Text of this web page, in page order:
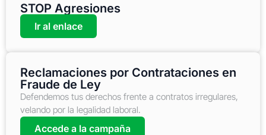
STOP Agresiones
Ir al enlace
Reclamaciones por Contrataciones en
Fraude de Ley
Defendemos tus derechos frente a contratos irregulares,
velando por la legalidad laboral.
Accede a la campaña